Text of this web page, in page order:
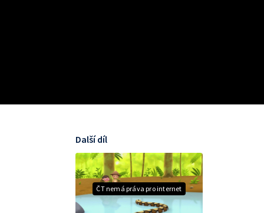
ČT nemá práva pro internet
Další díl